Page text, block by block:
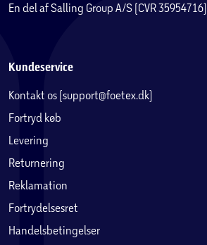
En del af Salling Group A/S (CVR 35954716)
Kundeservice
Kontakt os (support@foetex.dk)
Fortryd køb
Levering
Returnering
Reklamation
Fortrydelsesret
Handelsbetingelser